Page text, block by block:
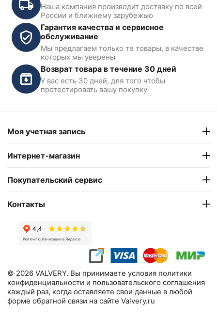
Балансировочный станок с
автоматическим вводом 2-
х параметров Nordberg
4523
В наличии
Балансировочный станок
дисплеем 7" KraftWell
KRW245E
В наличии
Наша компания производит доставку по всей
России и ближнему зарубежью
Гарантия качества и сервисное
обслуживание
Мы предлагаем только те товары, в качестве
которых мы уверены
Возврат товара в течение 30 дней
У вас есть 30 дней, для того чтобы
протестировать вашу покупку
Моя учетная запись
Интернет-магазин
Покупательский сервис
Контакты
© 2026 VALVERY. Вы принимаете условия политики
конфиденциальности и пользовательского соглашения
каждый раз, когда оставляете свои данные в любой
форме обратной связи на сайте Valvery.ru